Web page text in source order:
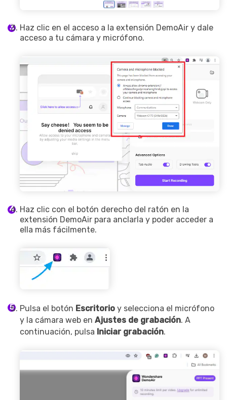
Haz clic en el acceso a la extensión DemoAir y dale
acceso a tu cámara y micrófono.
Haz clic con el botón derecho del ratón en la
extensión DemoAir para anclarla y poder acceder a
ella más fácilmente.
Pulsa el botón Escritorio y selecciona el micrófono
y la cámara web en Ajustes de grabación. A
continuación, pulsa Iniciar grabación.